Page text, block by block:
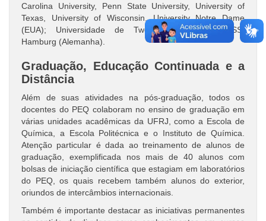
Carolina University, Penn State University, University of
Texas, University of Wisconsin, University Notre Dame
(EUA); Universidade de Twente (Holanda); GKSS,
Hamburg (Alemanha).
Graduação, Educação Continuada e a
Distância
Além de suas atividades na pós-graduação, todos os
docentes do PEQ colaboram no ensino de graduação em
várias unidades acadêmicas da UFRJ, como a Escola de
Química, a Escola Politécnica e o Instituto de Química.
Atenção particular é dada ao treinamento de alunos de
graduação, exemplificada nos mais de 40 alunos com
bolsas de iniciação científica que estagiam em laboratórios
do PEQ, os quais recebem também alunos do exterior,
oriundos de intercâmbios internacionais.
Também é importante destacar as iniciativas permanentes